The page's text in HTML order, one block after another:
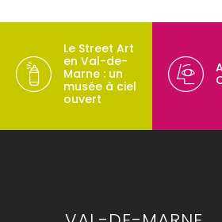
Le Street Art
en Val-de-
Marne : un
musée à ciel
ouvert